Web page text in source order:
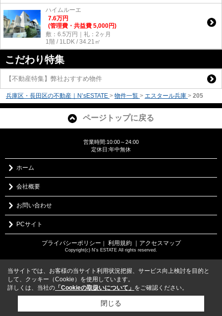
ハイムルーエ
7.6万円
(管理費・共益費 5,000円)
敷：6.5万円｜礼：2ヶ月
1階 / 1LDK / 34.21㎡
こだわり特集
【不動産特集】弊社おすすめ物件
兵庫区・長田区の不動産｜N’sESTATE > 物件一覧 > エスタール兵庫 > 205
ページトップに戻る
営業時間:10:00～24:00
定休日:年中無休
ホーム
会社概要
お問い合わせ
PCサイト
プライバシーポリシー ｜ 利用規約 ｜アクセスマップ
Copyright(c) N's ESTATE All rights reserved.
当サイトでは、お客様の当サイト利用状況把握、サービス向上検討を目的と
して、クッキー（Cookie）を使用しています。
詳しくは、当社の 「Cookieの取扱いについて」 をご確認ください。
閉じる